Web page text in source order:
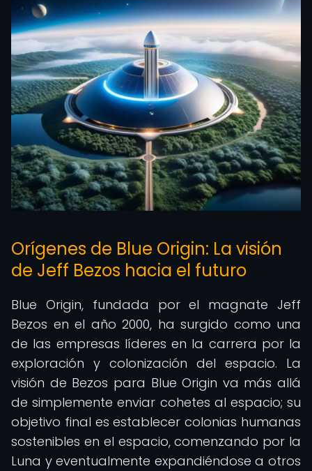
Orígenes de Blue Origin: La visión
de Jeff Bezos hacia el futuro
Blue Origin, fundada por el magnate Jeff
Bezos en el año 2000, ha surgido como una
de las empresas líderes en la carrera por la
exploración y colonización del espacio. La
visión de Bezos para Blue Origin va más allá
de simplemente enviar cohetes al espacio; su
objetivo final es establecer colonias humanas
sostenibles en el espacio, comenzando por la
Luna y eventualmente expandiéndose a otros